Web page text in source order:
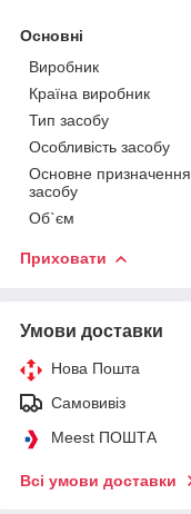
Основні
Виробник
Країна виробник
Тип засобу
Особливість засобу
Основне призначення
засобу
Об`єм
Приховати
Умови доставки
Нова Пошта
Самовивіз
Meest ПОШТА
Всі умови доставки